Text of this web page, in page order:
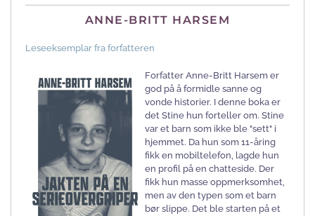
ANNE-BRITT HARSEM
Leseeksemplar fra forfatteren
Forfatter Anne-Britt Harsem er
god på å formidle sanne og
vonde historier. I denne boka er
det Stine hun forteller om. Stine
var et barn som ikke ble "sett" i
hjemmet. Da hun som 11-åring
fikk en mobiltelefon, lagde hun
en profil på en chatteside. Der
fikk hun masse oppmerksomhet,
men av den typen som et barn
bør slippe. Det ble starten på et